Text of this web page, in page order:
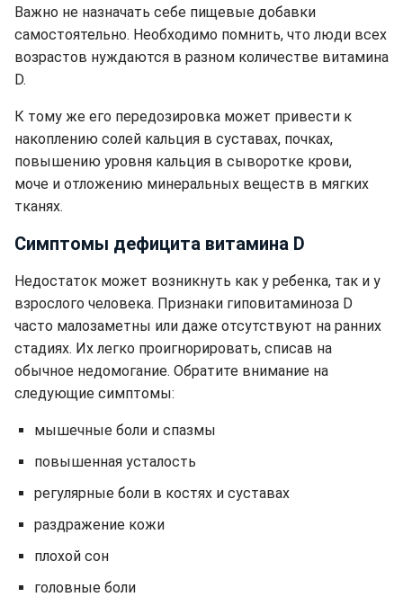
Важно не назначать себе пищевые добавки
самостоятельно. Необходимо помнить, что люди всех
возрастов нуждаются в разном количестве витамина
D.
К тому же его передозировка может привести к
накоплению солей кальция в суставах, почках,
повышению уровня кальция в сыворотке крови,
моче и отложению минеральных веществ в мягких
тканях.
Симптомы дефицита витамина D
Недостаток может возникнуть как у ребенка, так и у
взрослого человека. Признаки гиповитаминоза D
часто малозаметны или даже отсутствуют на ранних
стадиях. Их легко проигнорировать, списав на
обычное недомогание. Обратите внимание на
следующие симптомы:
мышечные боли и спазмы
повышенная усталость
регулярные боли в костях и суставах
раздражение кожи
плохой сон
головные боли